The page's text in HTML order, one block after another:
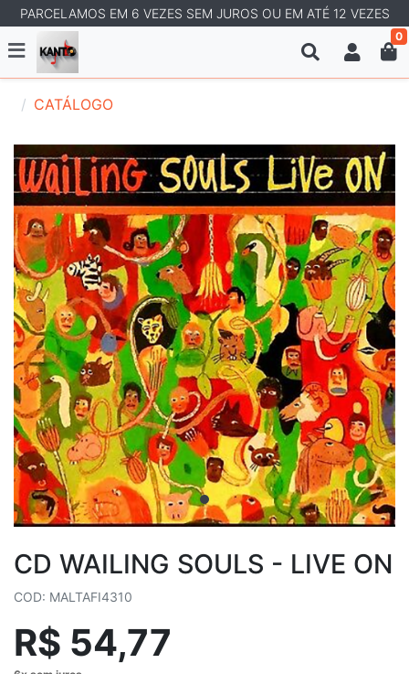
PARCELAMOS EM 6 VEZES SEM JUROS OU EM ATÉ 12 VEZES
0
CATÁLOGO
CD WAILING SOULS - LIVE ON
COD: MALTAFI4310
R$ 54,77